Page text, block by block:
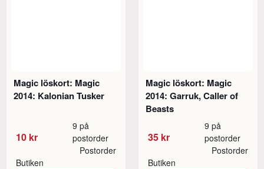
Magic löskort: Magic
2014: Kalonian Tusker
10 kr
9 på
postorder
Butiken
Postorder
Magic löskort: Magic
2014: Garruk, Caller of
Beasts
35 kr
9 på
postorder
Butiken
Postorder